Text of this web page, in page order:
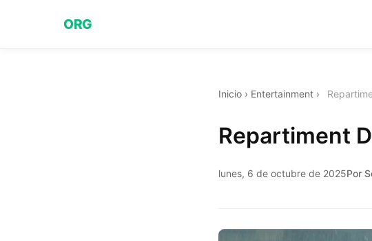
ORG
Inicio › Entertainment ›
Repartiment
lunes, 6 de octubre de 2025Por